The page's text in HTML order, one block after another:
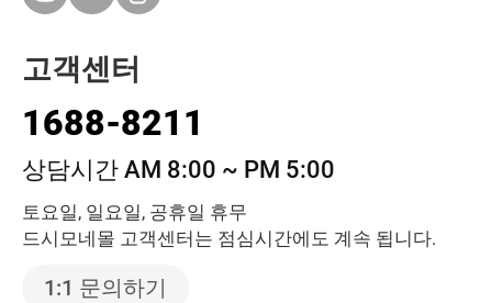
고객센터
1688-8211
상담시간 AM 8:00 ~ PM 5:00
토요일, 일요일, 공휴일 휴무
드시모네몰 고객센터는 점심시간에도 계속 됩니다.
1:1 문의하기